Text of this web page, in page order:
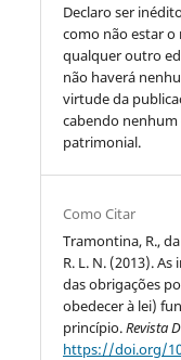
Declaro ser
como não estar o
qualquer outro
não haverá
virtude da
cabendo
patrimonial.
Como Citar
Tramontina, R.,
R. L. N. (2013).
das obrigações
obedecer à lei)
princípio.Revista
https://doi.org/